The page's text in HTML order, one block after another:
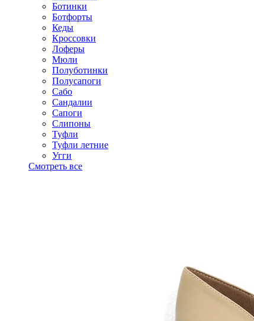
Ботинки
Ботфорты
Кеды
Кроссовки
Лоферы
Мюли
Полуботинки
Полусапоги
Сабо
Сандалии
Сапоги
Слипоны
Туфли
Туфли летние
Угги
Смотреть все